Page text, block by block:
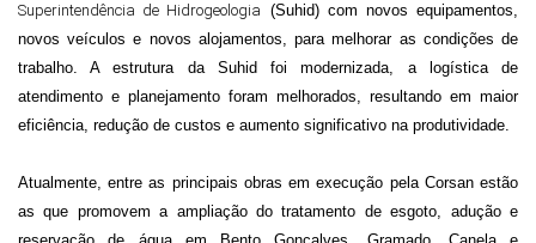
Superintendência de Hidrogeologia (Suhid)com novos equipamentos,
novos veículos e novos alojamentos,paramelhorar as condições de
trabalho. A estrutura da Suhid foi modernizada, a logística de
atendimento e planejamento foram melhorados, resultando em maior
eficiência, redução de custos e aumento significativo na produtividade.
Atualmente, entreas principais obras emexecução pela Corsanestão
as que promovem a ampliação do tratamento de esgoto, adução e